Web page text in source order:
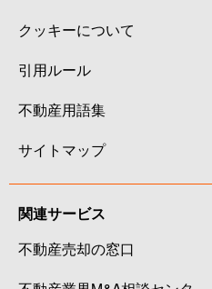
クッキーについて
引用ルール
不動産用語集
サイトマップ
関連サービス
不動産売却の窓口